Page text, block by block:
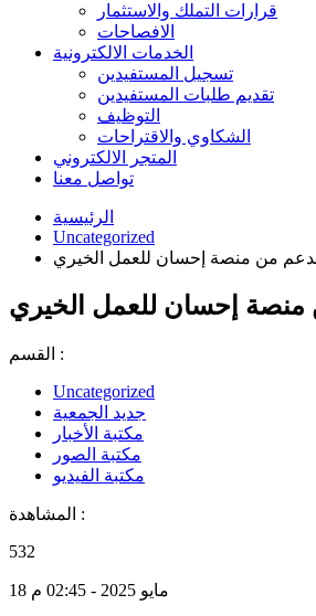
قرارات التملك والاستثمار
الافصاحات
الخدمات الالكترونية
تسجيل المستفيدين
تقديم طلبات المستفيدين
التوظيف
الشكاوي والاقتراحات
المتجر الالكتروني
تواصل معنا
الرئيسية
Uncategorized
من منصة إحسان للعمل الخيري
منصة إحسان للعمل الخيري
القسم :
Uncategorized
جديد الجمعية
مكتبة الأخبار
مكتبة الصور
مكتبة الفيديو
المشاهدة :
532
18 مايو 2025 - 02:45 م